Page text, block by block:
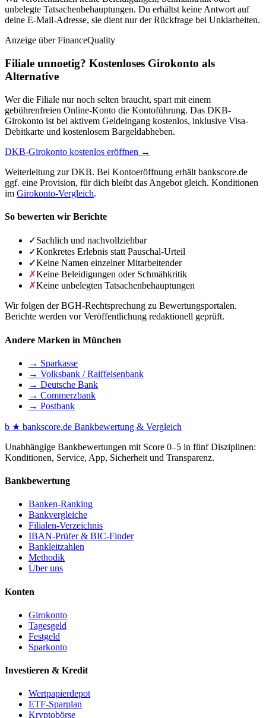
unbelegte Tatsachenbehauptungen. Du erhältst keine Antwort auf
deine E-Mail-Adresse, sie dient nur der Rückfrage bei Unklarheiten.
Anzeige über FinanceQuality
Filiale unnoetig? Kostenloses Girokonto als
Alternative
Wer die Filiale nur noch selten braucht, spart mit einem
gebührenfreien Online-Konto die Kontoführung. Das DKB-
Girokonto ist bei aktivem Geldeingang kostenlos, inklusive Visa-
Debitkarte und kostenlosem Bargeldabheben.
DKB-Girokonto kostenlos eröffnen →
Weiterleitung zur DKB. Bei Kontoeröffnung erhält bankscore.de
ggf. eine Provision, für dich bleibt das Angebot gleich. Konditionen
im Girokonto-Vergleich.
So bewerten wir Berichte
✓Sachlich und nachvollziehbar
✓Konkretes Erlebnis statt Pauschal-Urteil
✓Keine Namen einzelner Mitarbeitender
✗Keine Beleidigungen oder Schmähkritik
✗Keine unbelegten Tatsachenbehauptungen
Wir folgen der BGH-Rechtsprechung zu Bewertungsportalen.
Berichte werden vor Veröffentlichung redaktionell geprüft.
Andere Marken in München
→ Sparkasse
→ Volksbank / Raiffeisenbank
→ Deutsche Bank
→ Commerzbank
→ Postbank
b ★ bankscore.de Bankbewertung & Vergleich
Unabhängige Bankbewertungen mit Score 0–5 in fünf Disziplinen:
Konditionen, Service, App, Sicherheit und Transparenz.
Bankbewertung
Banken-Ranking
Bankvergleiche
Filialen-Verzeichnis
IBAN-Prüfer & BIC-Finder
Bankleitzahlen
Methodik
Über uns
Konten
Girokonto
Tagesgeld
Festgeld
Sparkonto
Investieren & Kredit
Wertpapierdepot
ETF-Sparplan
Kryptobörse